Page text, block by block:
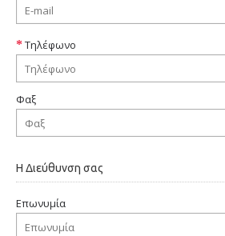
Τηλέφωνο
Φαξ
Η Διεύθυνση σας
Επωνυμία